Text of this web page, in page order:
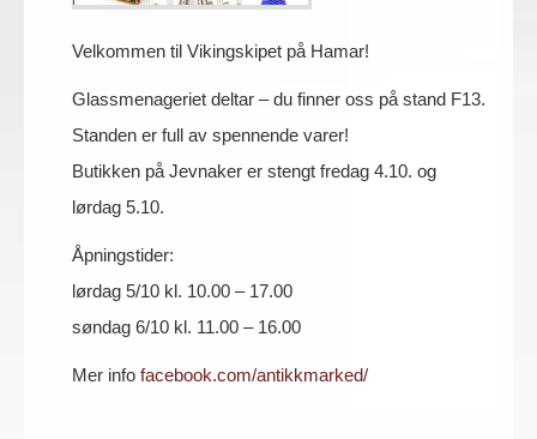
Velkommen til Vikingskipet på Hamar!
Glassmenageriet deltar – du finner oss på stand F13.
Standen er full av spennende varer!
Butikken på Jevnaker er stengt fredag 4.10. og
lørdag 5.10.
Åpningstider:
lørdag 5/10 kl. 10.00 – 17.00
søndag 6/10 kl. 11.00 – 16.00
Mer info facebook.com/antikkmarked/